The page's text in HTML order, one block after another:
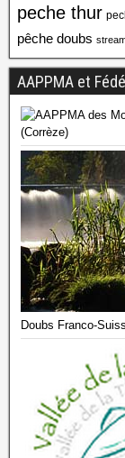
peche thur
pêche doubs
AAPPMA et
(Corrèze)
Doubs Franco-